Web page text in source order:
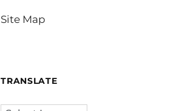
Site Map
TRANSLATE